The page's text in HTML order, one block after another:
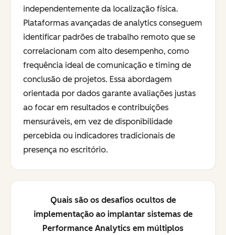
independentemente da localização física.
Plataformas avançadas de analytics conseguem
identificar padrões de trabalho remoto que se
correlacionam com alto desempenho, como
frequência ideal de comunicação e timing de
conclusão de projetos. Essa abordagem
orientada por dados garante avaliações justas
ao focar em resultados e contribuições
mensuráveis, em vez de disponibilidade
percebida ou indicadores tradicionais de
presença no escritório.
Quais são os desafios ocultos de
implementação ao implantar sistemas de
Performance Analytics em múltiplos